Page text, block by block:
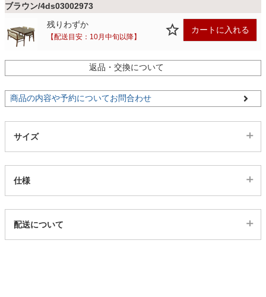
生活用品
家電・照明器具
タワー
ブラウン/4ds03002973
残りわずか
【配送目安：10月中旬以降】
カートに入れる
返品・交換について
商品の内容や予約についてお問合わせ
サイズ
仕様
4ds03002972
配送について